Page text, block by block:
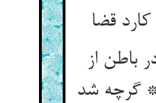
باطن از
گرچه شد